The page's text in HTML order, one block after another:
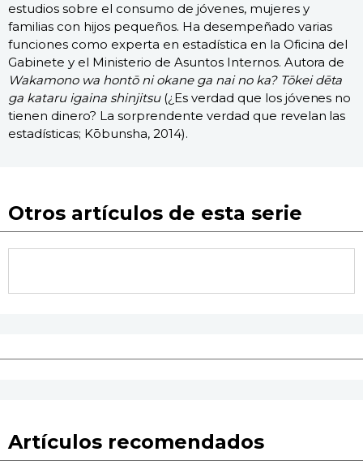
estudios sobre el consumo de jóvenes, mujeres y
familias con hijos pequeños. Ha desempeñado varias
funciones como experta en estadística en la Oficina del
Gabinete y el Ministerio de Asuntos Internos. Autora de
Wakamono wa hontō ni okane ga nai no ka? Tōkei dēta
ga kataru igaina shinjitsu(¿Es verdad que los jóvenes no
tienen dinero? La sorprendente verdad que revelan las
estadísticas; Kōbunsha, 2014).
Otros artículos de esta serie
Artículos recomendados